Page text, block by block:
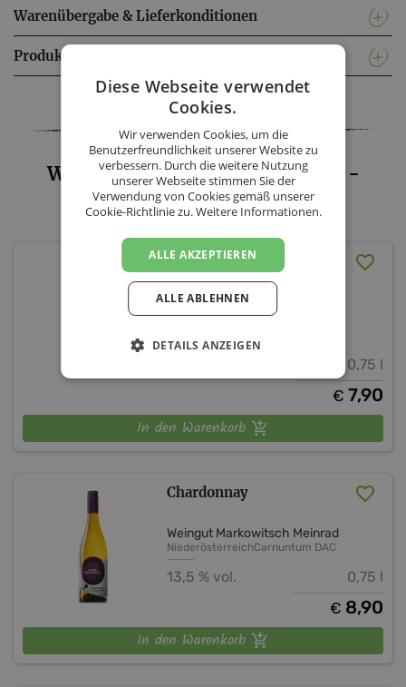
Warenübergabe & Lieferkonditionen
Produktinformationen
Facebook
TwitterMessenger
Weingut Markowitsch Meinrad -
Sortiment
Grüner Veltliner
Carnuntum DAC
Weingut Markowitsch Meinrad
0,75 l
€ 7,90
In den Warenkorb
Chardonnay
Weingut Markowitsch Meinrad
NiederösterreichCarnuntum DAC
13,5 % vol. 0,75 l
€ 8,90
In den Warenkorb
Diese Webseite verwendet
Cookies.
Wir verwenden Cookies, um die
Benutzerfreundlichkeit unserer Website zu
verbessern. Durch die weitere Nutzung
unserer Webseite stimmen Sie der
Verwendung von Cookies gemäß unserer
Cookie-Richtlinie zu.Weitere Informationen.
ALLE AKZEPTIEREN
ALLE ABLEHNEN
DETAILS ANZEIGEN